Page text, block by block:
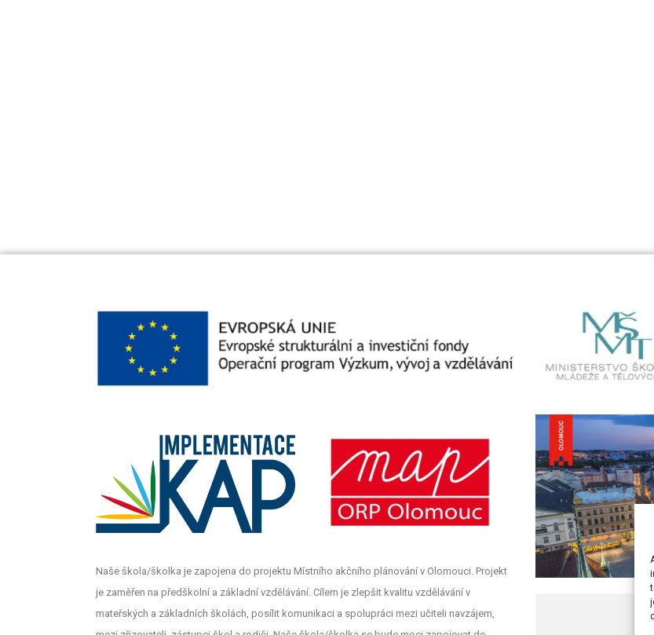
Naše škola/školka je zapojena do projektu Místního akčního plánování v Olomouci. Projekt
je zaměřen na předškolní a základní vzdělávání. Cílem je zlepšit kvalitu vzdělávání v
mateřských a základních školách, posílit komunikaci a spolupráci mezi učiteli navzájem,